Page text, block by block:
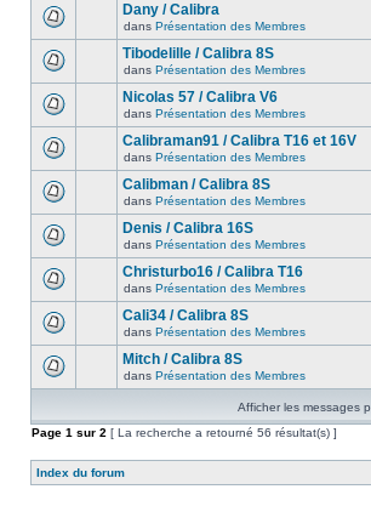
Dany / Calibra
dans Présentation des Membres
Tibodelille / Calibra 8S
dans Présentation des Membres
Nicolas 57 / Calibra V6
dans Présentation des Membres
Calibraman91 / Calibra T16 et 16V
dans Présentation des Membres
Calibman / Calibra 8S
dans Présentation des Membres
Denis / Calibra 16S
dans Présentation des Membres
Christurbo16 / Calibra T16
dans Présentation des Membres
Cali34 / Calibra 8S
dans Présentation des Membres
Mitch / Calibra 8S
dans Présentation des Membres
Afficher les messages
Page 1 sur 2 [ La recherche a retourné 56 résultat(s) ]
Index du forum